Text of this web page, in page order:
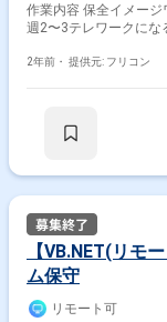
作業内容 保全イメージ
週2〜3テレワークにな
2年前・ 提供元: フリコン
【VB.NET(リモ
ム保守
リモート可